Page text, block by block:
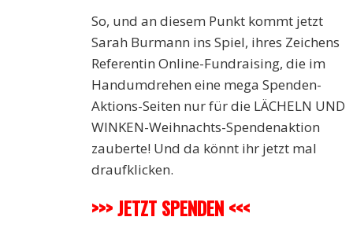
So, und an diesem Punkt kommt jetzt
Sarah Burmann ins Spiel, ihres Zeichens
Referentin Online-Fundraising, die im
Handumdrehen eine mega Spenden-
Aktions-Seiten nur für die LÄCHELN UND
WINKEN-Weihnachts-Spendenaktion
zauberte! Und da könnt ihr jetzt mal
draufklicken.
>>> JETZT SPENDEN <<<